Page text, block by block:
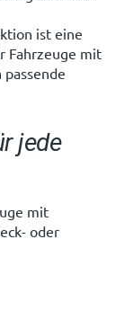
ist eine
Fahrzeuge mit
jede
mit
oder